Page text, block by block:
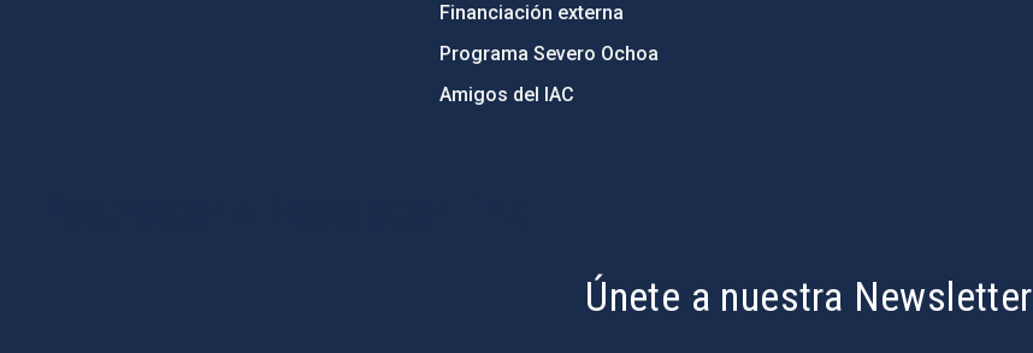
Financiación externa
Programa Severo Ochoa
Amigos del IAC
Únete a nuestra Newsletter